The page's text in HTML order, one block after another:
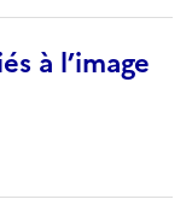
à l’image